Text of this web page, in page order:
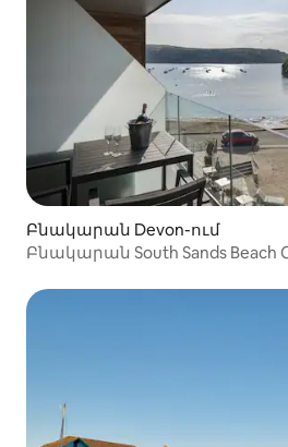
Բնակարան Devon-ում
Բնակարան South Sands Beach